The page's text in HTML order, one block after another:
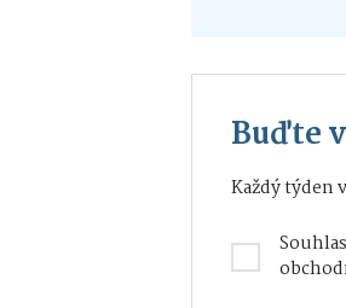
Buďte
Každý týden